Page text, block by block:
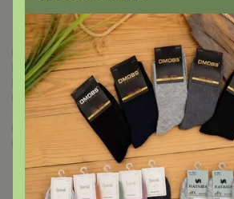
Электронная почта технической поддержки
support@24-ok.ru
Подарочные сертификаты
Все предложения
Пункты выдачи
Вакансии
Организаторы
Программа защиты покупателей